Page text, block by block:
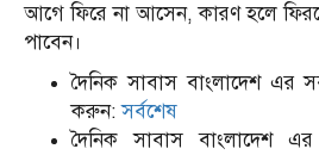
আগে ফিরে না আসেন, কারণ হলে
পাবেন।
দৈনিক সাবাস বাংলাদেশ এর
করুন:সর্বশেষ
দৈনিক সাবাস বাংলাদেশ